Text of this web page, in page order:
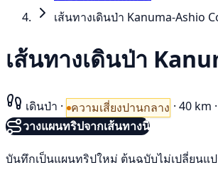
เส้นทางเดินป่า Kanuma-Ashio
เส้นทางเดินป่า
เดินป่า · ความเสี่ยงปานกลาง · 40 km ·
วางแผนทริปจากเส้นทางนี้
บันทึกเป็นแผนทริปใหม่ ต้นฉบับไม่เปลี่ยนแ